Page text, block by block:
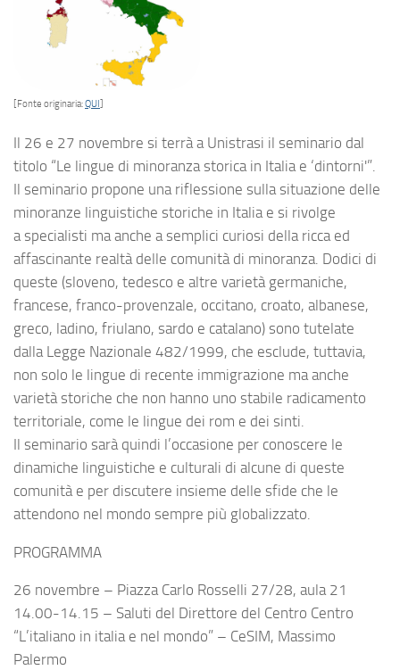
[Fonte originaria:QUI
Il 26 e 27 novembre si terrà a Unistrasi il seminario dal
titolo “Le lingue di minoranza storica in Italia e ‘dintorni'”.
Il seminario propone una riflessione sulla situazione delle
minoranze linguistiche storiche in Italia e si rivolge
a specialisti ma anche a semplici curiosi della ricca ed
affascinante realtà delle comunità di minoranza. Dodici di
queste (sloveno, tedesco e altre varietà germaniche,
francese, franco-provenzale, occitano, croato, albanese,
greco, ladino, friulano, sardo e catalano) sono tutelate
dalla Legge Nazionale 482/1999, che esclude, tuttavia,
non solo le lingue di recente immigrazione ma anche
varietà storiche che non hanno uno stabile radicamento
territoriale, come le lingue dei rom e dei sinti.
Il seminario sarà quindi l’occasione per conoscere le
dinamiche linguistiche e culturali di alcune di queste
comunità e per discutere insieme delle sfide che le
attendono nel mondo sempre più globalizzato.
PROGRAMMA
26 novembre – Piazza Carlo Rosselli 27/28, aula 21
14.00-14.15 – Saluti del Direttore del Centro Centro
“L’italiano in italia e nel mondo” – CeSIM, Massimo
Palermo